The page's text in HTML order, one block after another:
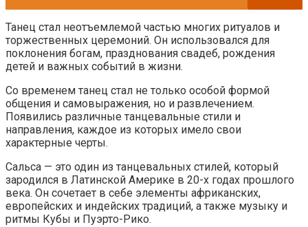
Танец стал неотъемлемой частью многих ритуалов и
торжественных церемоний. Он использовался для
поклонения богам, празднования свадеб, рождения
детей и важных событий в жизни.
Со временем танец стал не только особой формой
общения и самовыражения, но и развлечением.
Появились различные танцевальные стили и
направления, каждое из которых имело свои
характерные черты.
Сальса — это один из танцевальных стилей, который
зародился в Латинской Америке в 20-х годах прошлого
века. Он сочетает в себе элементы африканских,
европейских и индейских традиций, а также музыку и
ритмы Кубы и Пуэрто-Рико.